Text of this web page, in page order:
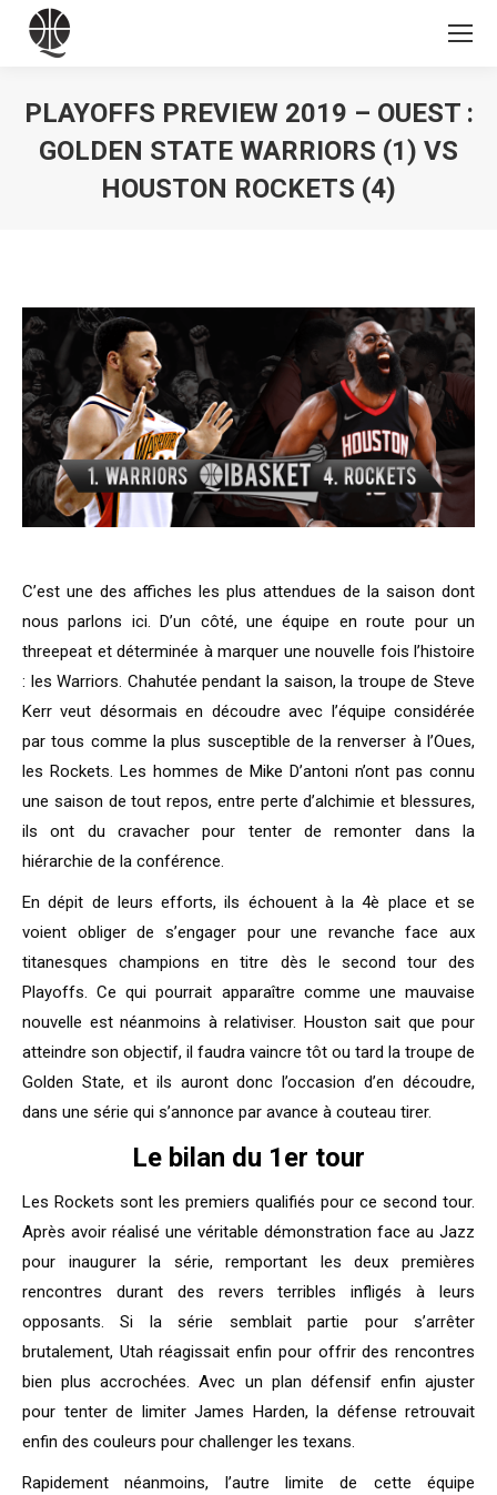
PLAYOFFS PREVIEW 2019 – OUEST :
GOLDEN STATE WARRIORS (1) VS
HOUSTON ROCKETS (4)
C’est une des affiches les plus attendues de la saison dont
nous parlons ici. D’un côté, une équipe en route pour un
threepeat et déterminée à marquer une nouvelle fois l’histoire
: les Warriors. Chahutée pendant la saison, la troupe de Steve
Kerr veut désormais en découdre avec l’équipe considérée
par tous comme la plus susceptible de la renverser à l’Oues,
les Rockets. Les hommes de Mike D’antoni n’ont pas connu
une saison de tout repos, entre perte d’alchimie et blessures,
ils ont du cravacher pour tenter de remonter dans la
hiérarchie de la conférence.
En dépit de leurs efforts, ils échouent à la 4è place et se
voient obliger de s’engager pour une revanche face aux
titanesques champions en titre dès le second tour des
Playoffs. Ce qui pourrait apparaître comme une mauvaise
nouvelle est néanmoins à relativiser. Houston sait que pour
atteindre son objectif, il faudra vaincre tôt ou tard la troupe de
Golden State, et ils auront donc l’occasion d’en découdre,
dans une série qui s’annonce par avance à couteau tirer.
Le bilan du 1er tour
Les Rockets sont les premiers qualifiés pour ce second tour.
Après avoir réalisé une véritable démonstration face au Jazz
pour inaugurer la série, remportant les deux premières
rencontres durant des revers terribles infligés à leurs
opposants. Si la série semblait partie pour s’arrêter
brutalement, Utah réagissait enfin pour offrir des rencontres
bien plus accrochées. Avec un plan défensif enfin ajuster
pour tenter de limiter James Harden, la défense retrouvait
enfin des couleurs pour challenger les texans.
Rapidement néanmoins, l’autre limite de cette équipe